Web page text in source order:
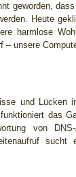
geworden,
Heute
harmlose
– unsere
und Lücken
das
von
sucht